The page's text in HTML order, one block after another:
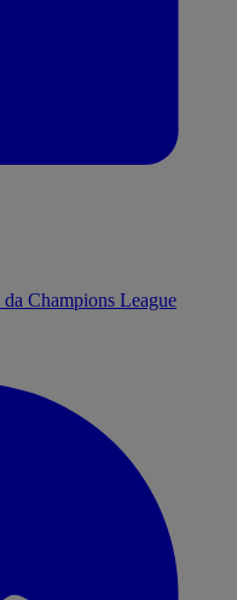
Champions League